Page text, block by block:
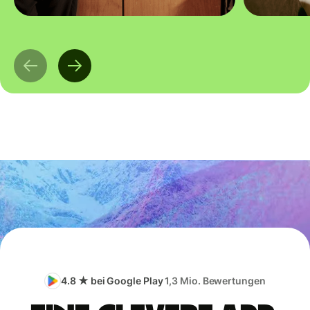
4.8 ★ bei Google Play1,3 Mio. Bewertungen